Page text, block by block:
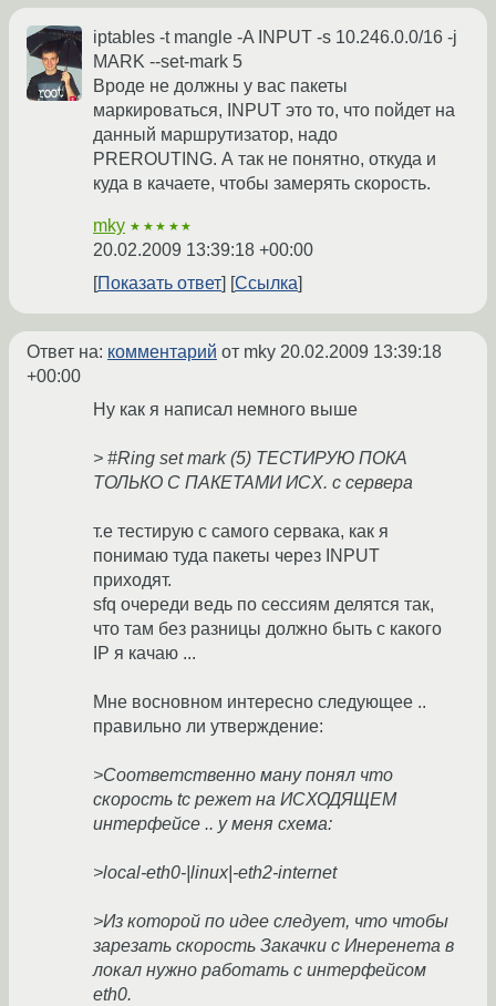
iptables -t mangle -A INPUT -s 10.246.0.0/16 -j
MARK --set-mark 5
Вроде не должны у вас пакеты
маркироваться, INPUT это то, что пойдет на
данный маршрутизатор, надо
PREROUTING. А так не понятно, откуда и
куда в качаете, чтобы замерять скорость.
mky ★★★★★
20.02.2009 13:39:18 +00:00
Показать ответ
Ссылка
Ответ на: комментарий от mky 20.02.2009 13:39:18
+00:00
Ну как я написал немного выше
> #Ring set mark (5) ТЕСТИРУЮ ПОКА
ТОЛЬКО С ПАКЕТАМИ ИСХ. с сервера
т.е тестирую с самого сервака, как я
понимаю туда пакеты через INPUT
приходят.
sfq очереди ведь по сессиям делятся так,
что там без разницы должно быть с какого
IP я качаю ...
Мне восновном интересно следующее ..
правильно ли утверждение:
>Соответственно ману понял что
скорость tc режет на ИСХОДЯЩЕМ
интерфейсе .. у меня схема:
>local-eth0-|linux|-eth2-internet
>Из которой по идее следует, что чтобы
зарезать скорость Закачки с Инеренета в
локал нужно работать с интерфейсом
eth0.